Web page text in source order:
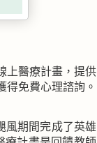
上醫療計畫，提供
得免費心理諮詢。
風期間完成了英雄